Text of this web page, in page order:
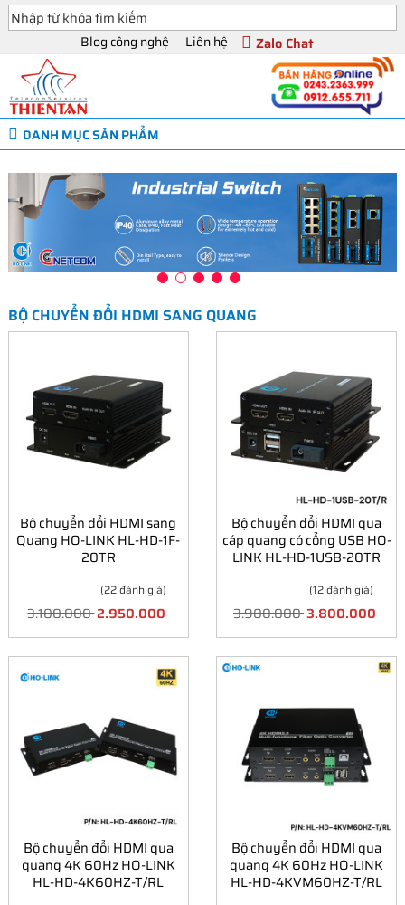
Blog công nghệ Liên hệ Zalo Chat
DANH MỤC SẢN PHẨM
BỘ CHUYỂN ĐỔI HDMI SANG QUANG
Bộ chuyển đổi HDMI sang
Quang HO-LINK HL-HD-1F-
20TR
(22 đánh giá)
3.100.0002.950.000
Bộ chuyển đổi HDMI qua
cáp quang có cổng USB HO-
LINK HL-HD-1USB-20TR
(12 đánh giá)
3.900.0003.800.000
Bộ chuyển đổi HDMI qua
quang 4K 60Hz HO-LINK
HL-HD-4K60HZ-T/RL
Bộ chuyển đổi HDMI qua
quang 4K 60Hz HO-LINK
HL-HD-4KVM60HZ-T/RL